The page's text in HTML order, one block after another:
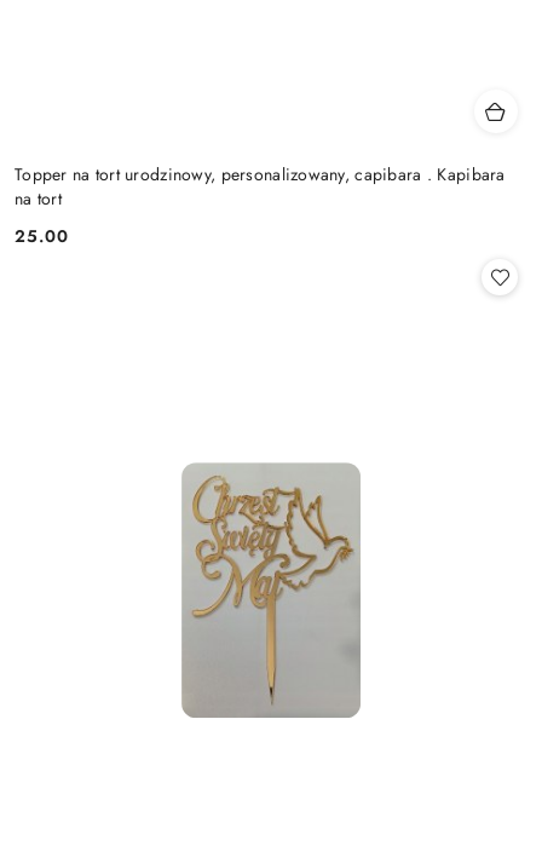
Topper na tort urodzinowy, personalizowany, capibara . Kapibara
na tort
Cena:
25.00